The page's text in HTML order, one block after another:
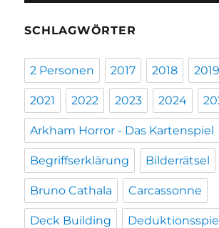
SCHLAGWÖRTER
2 Personen 2017 2018 2019
2021 2022 2023 2024
Arkham Horror - Das Kartenspiel
Begriffserklärung Bilderrätsel
Bruno Cathala Carcassonne
Deck Building